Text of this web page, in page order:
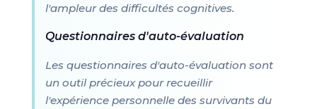
l'ampleur des difficultés cognitives.
Questionnaires d'auto-évaluation
Les questionnaires d'auto-évaluation sont
un outil précieux pour recueillir
l'expérience personnelle des survivants du